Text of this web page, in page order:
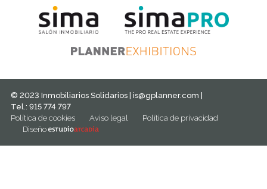
© 2023 Inmobiliarios Solidarios | is@gplanner.com |
Tel.: 915 774 797
Política de cookies
Aviso legal
Política de privacidad
Diseño